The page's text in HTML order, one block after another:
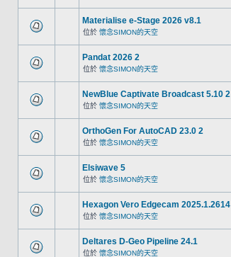
Materialise e-Stage 2026 v8.1
位於 懷念SIMON的天空
Pandat 2026 2
位於 懷念SIMON的天空
NewBlue Captivate Broadcast 5.10 2
位於 懷念SIMON的天空
OrthoGen For AutoCAD 23.0 2
位於 懷念SIMON的天空
Elsiwave 5
位於 懷念SIMON的天空
Hexagon Vero Edgecam 2025.1.2614
位於 懷念SIMON的天空
Deltares D-Geo Pipeline 24.1
位於 懷念SIMON的天空